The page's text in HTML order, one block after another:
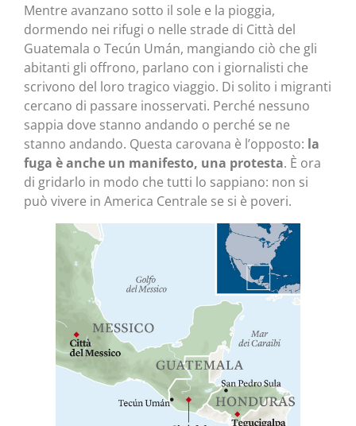
Mentre avanzano sotto il sole e la pioggia,
dormendo nei rifugi o nelle strade di Città del
Guatemala o Tecún Umán, mangiando ciò che gli
abitanti gli offrono, parlano con i giornalisti che
scrivono del loro tragico viaggio. Di solito i migranti
cercano di passare inosservati. Perché nessuno
sappia dove stanno andando o perché se ne
stanno andando. Questa carovana è l’opposto: la
fuga è anche un manifesto, una protesta. È ora
di gridarlo in modo che tutti lo sappiano: non si
può vivere in America Centrale se si è poveri.